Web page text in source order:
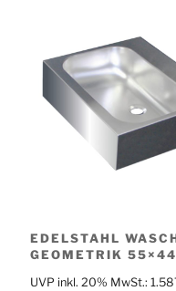
EDELSTAHL
GEOMETRIK 55×44
UVP inkl. 20% MwSt.: